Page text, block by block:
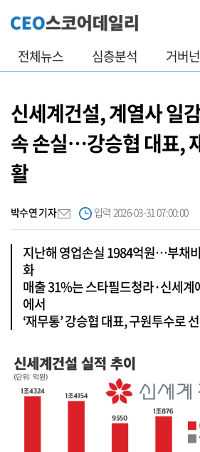
전체뉴스 심층분석 거버
신세계건설, 계열사 일
속 손실…강승협 대표,
활
박수연 기자 입력 2026-03-31 07:00:00
지난해 영업손실 1984억원…부채
화
매출 31%는 스타필드청라·신세
에서
‘재무통’ 강승협 대표, 구원투수로